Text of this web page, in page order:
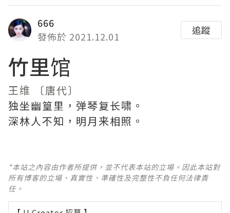
666
發佈於 2021.12.01
追蹤
竹里馆
王维
〔唐代〕
独坐幽篁里，弹琴复长啸。
深林人不知，明月来相照。
*本站之內容由作者所提供，並不代表本站的立場。因此本站對
所有博客的立場、真實性、準確性及完整性不負任何法律責
任。